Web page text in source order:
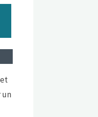
un